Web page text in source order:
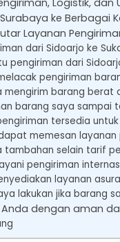
Logistik, dan
ke Berbagai
Layanan
dari Sidoarjo ke
pengiriman dari
pengiriman
mengirim barang berat
barang saya sampai
tersedia
memesan layanan
tambahan selain tarif
pengiriman
layanan
lakukan jika barang
dengan aman